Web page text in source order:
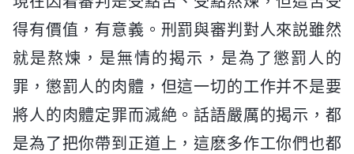
得有價值，有意義。刑罰與審判對人來説雖然
就是熬煉，是無情的揭示，是為了懲罰人的
罪，懲罰人的肉體，但這一切的工作并不是要
將人的肉體定罪而滅絶。話語嚴厲的揭示，都
是為了把你帶到正道上，這麽多作工你們也都